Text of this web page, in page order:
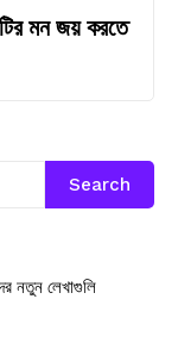
মন জয় করতে
Search
নতুন লেখাগুলি